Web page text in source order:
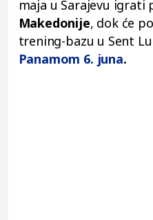
maja u Sarajevu igrati
Makedonije, dok će
trening-bazu u Sent
Panamom 6. juna.